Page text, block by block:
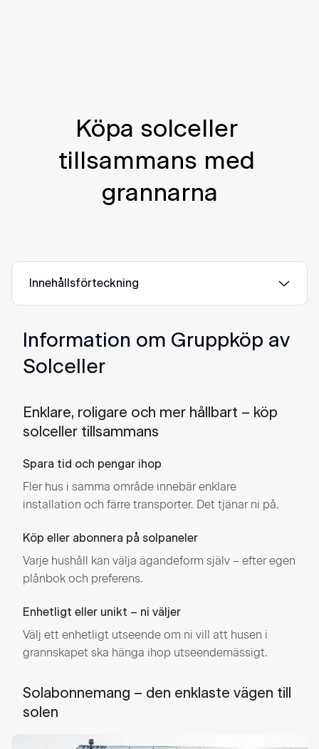
Köpa solceller
tillsammans med
grannarna
Innehållsförteckning
Information om Gruppköp av
Solceller
Enklare, roligare och mer hållbart – köp
solceller tillsammans
Spara tid och pengar ihop
Fler hus i samma område innebär enklare
installation och färre transporter. Det tjänar ni på.
Köp eller abonnera på solpaneler
Varje hushåll kan välja ägandeform själv – efter egen
plånbok och preferens.
Enhetligt eller unikt – ni väljer
Välj ett enhetligt utseende om ni vill att husen i
grannskapet ska hänga ihop utseendemässigt.
Solabonnemang – den enklaste vägen till
solen